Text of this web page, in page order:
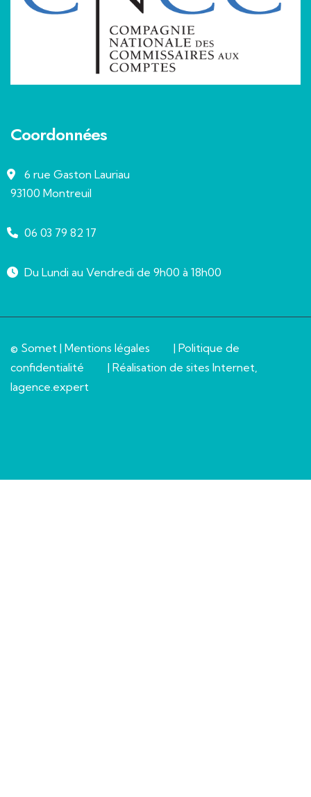
Coordonnées
6 rue Gaston Lauriau
93100 Montreuil
06 03 79 82 17
Du Lundi au Vendredi de 9h00 à 18h00
© Somet | Mentions légales | Politique de
confidentialité
| Réalisation de sites Internet,
lagence.expert